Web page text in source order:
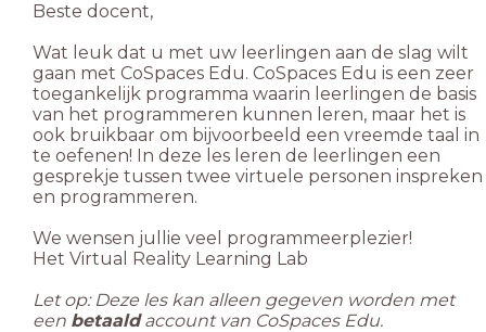
Beste docent,
Wat leuk dat u met uw leerlingen aan de slag wilt
gaan met CoSpaces Edu. CoSpaces Edu is een zeer
toegankelijk programma waarin leerlingen de basis
van het programmeren kunnen leren, maar het is
ook bruikbaar om bijvoorbeeld een vreemde taal in
te oefenen! In deze les leren de leerlingen een
gesprekje tussen twee virtuele personen inspreken
en programmeren.
We wensen jullie veel programmeerplezier!
Het Virtual Reality Learning Lab
Let op: Deze les kan alleen gegeven worden met
een betaaldaccount van CoSpaces Edu.